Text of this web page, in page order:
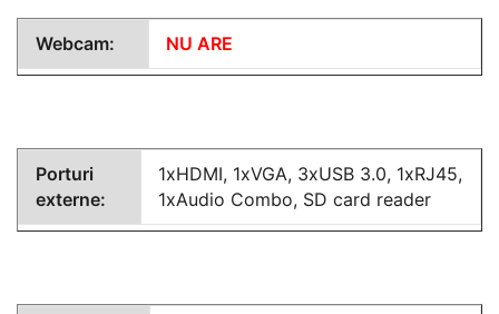
Webcam: NU ARE
Porturi
externe:
1xHDMI, 1xVGA, 3xUSB 3.0, 1xRJ45,
1xAudio Combo, SD card reader